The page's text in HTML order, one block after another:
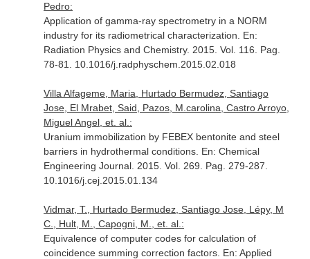
Pedro:
Application of gamma-ray spectrometry in a NORM
industry for its radiometrical characterization. En:
Radiation Physics and Chemistry. 2015. Vol. 116. Pag.
78-81. 10.1016/j.radphyschem.2015.02.018
Villa Alfageme, Maria, Hurtado Bermudez, Santiago
Jose, El Mrabet, Said, Pazos, M.carolina, Castro Arroyo,
Miguel Angel, et. al.:
Uranium immobilization by FEBEX bentonite and steel
barriers in hydrothermal conditions. En: Chemical
Engineering Journal. 2015. Vol. 269. Pag. 279-287.
10.1016/j.cej.2015.01.134
Vidmar, T., Hurtado Bermudez, Santiago Jose, Lépy, M
C., Hult, M., Capogni, M., et. al.:
Equivalence of computer codes for calculation of
coincidence summing correction factors. En: Applied